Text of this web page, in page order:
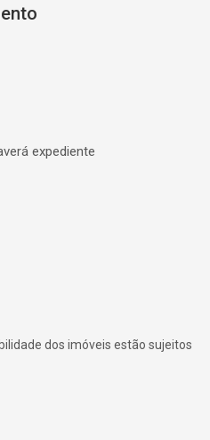
expediente
dos imóveis estão sujeitos